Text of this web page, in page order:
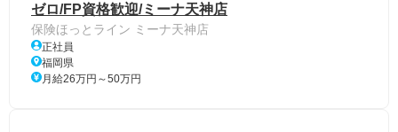
ゼロ/FP資格歓迎/ミーナ天神店
保険ほっとライン ミーナ天神店
正社員
福岡県
月給26万円～50万円